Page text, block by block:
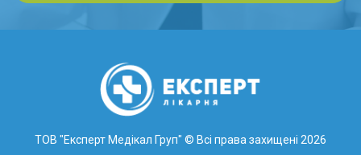
ТОВ "Експерт Медікал Груп" © Всі права захищені 2026